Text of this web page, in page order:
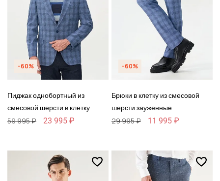
-60%
Пиджак однобортный из
смесовой шерсти в клетку
59 995 ₽ 23 995 ₽
-60%
Брюки в клетку из смесовой
шерсти зауженные
29 995 ₽ 11 995 ₽